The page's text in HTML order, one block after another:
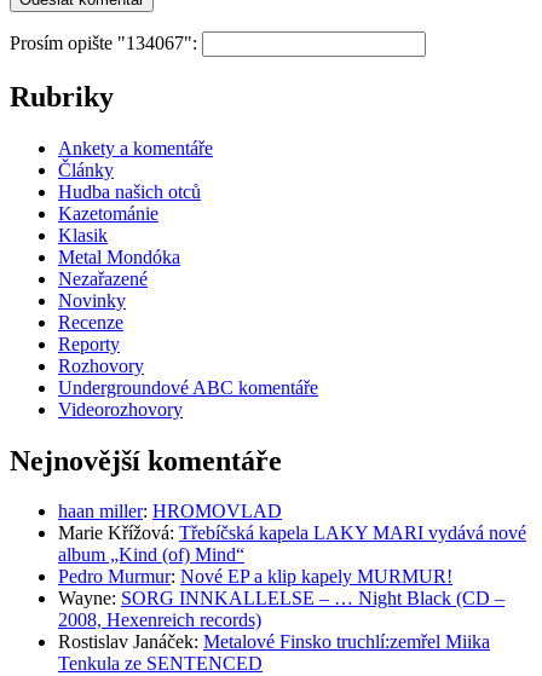
Prosím opište "134067":
Rubriky
Ankety a komentáře
Články
Hudba našich otců
Kazetománie
Klasik
Metal Mondóka
Nezařazené
Novinky
Recenze
Reporty
Rozhovory
Undergroundové ABC komentáře
Videorozhovory
Nejnovější komentáře
haan miller: HROMOVLAD
Marie Křížová: Třebíčská kapela LAKY MARI vydává nové
album „Kind (of) Mind“
Pedro Murmur: Nové EP a klip kapely MURMUR!
Wayne: SORG INNKALLELSE – … Night Black (CD –
2008, Hexenreich records)
Rostislav Janáček: Metalové Finsko truchlí:zemřel Miika
Tenkula ze SENTENCED